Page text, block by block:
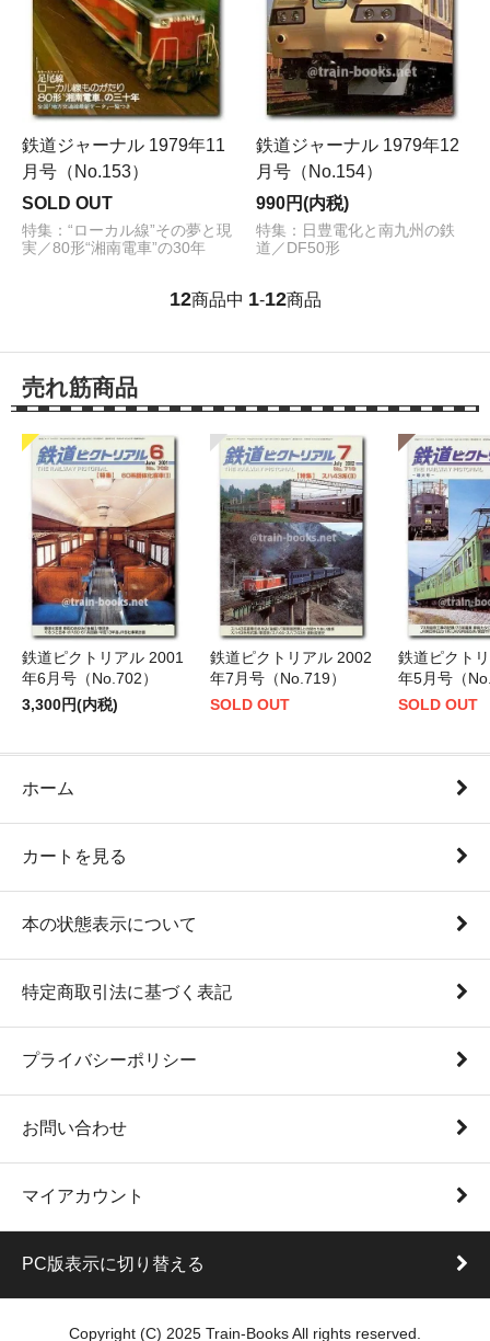
鉄道ジャーナル 1979年11
月号（No.153）
SOLD OUT
特集：“ローカル線”その夢と現
実／80形“湘南電車”の30年
鉄道ジャーナル 1979年12
月号（No.154）
990円(内税)
特集：日豊電化と南九州の鉄
道／DF50形
12商品中 1-12商品
売れ筋商品
鉄道ピクトリアル 2001
年6月号（No.702）
3,300円(内税)
鉄道ピクトリアル 2002
年7月号（No.719）
SOLD OUT
鉄道ピクト
年5月号（
SOLD OUT
ホーム
カートを見る
本の状態表示について
特定商取引法に基づく表記
プライバシーポリシー
お問い合わせ
マイアカウント
PC版表示に切り替える
Copyright (C) 2025 Train-Books All rights reserved.